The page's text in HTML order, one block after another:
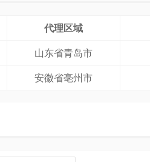
代理区域
山东省青岛市
安徽省亳州市